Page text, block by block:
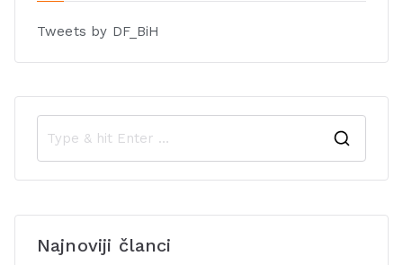
Tweets by DF_BiH
Najnoviji članci